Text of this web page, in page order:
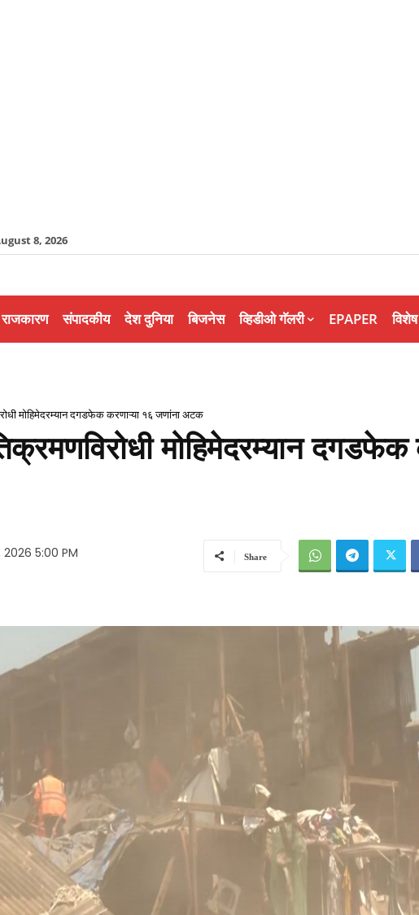
8, 2026
राजकारण संपादकीय देश दुनिया बिजनेस व्हिडीओ गॅलरी EPAPER विशेष
मोहिमेदरम्यान दगडफेक करणाऱ्या १६ जणांना अटक
मोहिमेदरम्यान दगडफेक
2026 5:00 PM Share